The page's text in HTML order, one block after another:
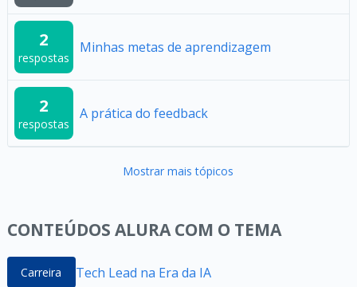
2
respostas
Minhas metas de aprendizagem
2
respostas
A prática do feedback
Mostrar mais tópicos
CONTEÚDOS ALURA COM O TEMA
Carreira Tech Lead na Era da IA